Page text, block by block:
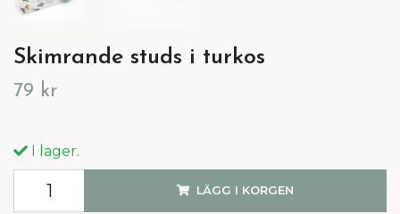
Skimrande studs i turkos
79 kr
I lager.
LÄGG I KORGEN